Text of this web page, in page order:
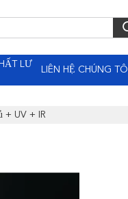
LƯ
LIÊN HỆ CHÚNG TÔI
+ UV + IR